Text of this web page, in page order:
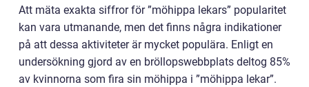
Att mäta exakta siffror för ”möhippa lekars” popularitet
kan vara utmanande, men det finns några indikationer
på att dessa aktiviteter är mycket populära. Enligt en
undersökning gjord av en bröllopswebbplats deltog 85%
av kvinnorna som fira sin möhippa i ”möhippa lekar”.